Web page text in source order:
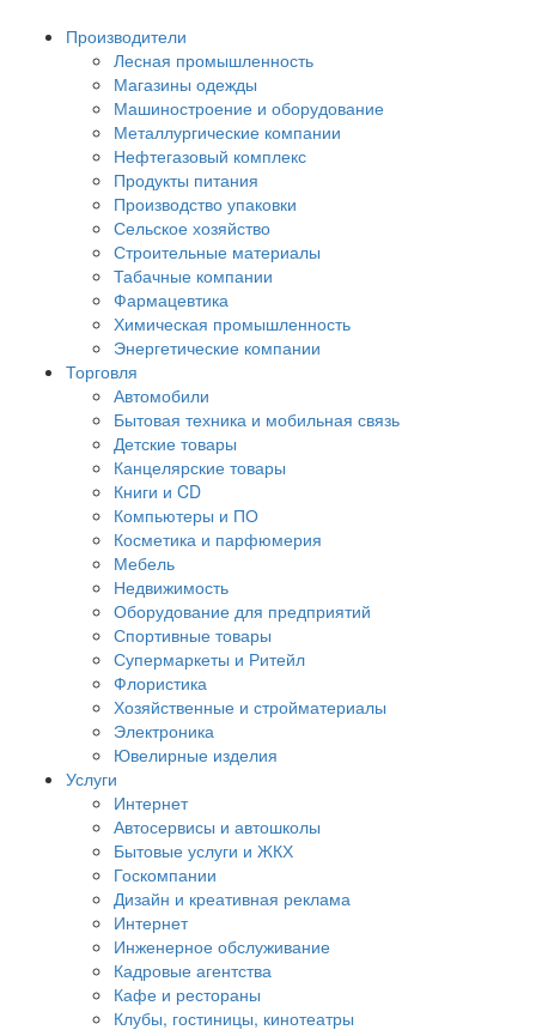
Производители
Лесная промышленность
Магазины одежды
Машиностроение и оборудование
Металлургические компании
Нефтегазовый комплекс
Продукты питания
Производство упаковки
Сельское хозяйство
Строительные материалы
Табачные компании
Фармацевтика
Химическая промышленность
Энергетические компании
Торговля
Автомобили
Бытовая техника и мобильная связь
Детские товары
Канцелярские товары
Книги и CD
Компьютеры и ПО
Косметика и парфюмерия
Мебель
Недвижимость
Оборудование для предприятий
Спортивные товары
Супермаркеты и Ритейл
Флористика
Хозяйственные и стройматериалы
Электроника
Ювелирные изделия
Услуги
Интернет
Автосервисы и автошколы
Бытовые услуги и ЖКХ
Госкомпании
Дизайн и креативная реклама
Интернет
Инженерное обслуживание
Кадровые агентства
Кафе и рестораны
Клубы, гостиницы, кинотеатры